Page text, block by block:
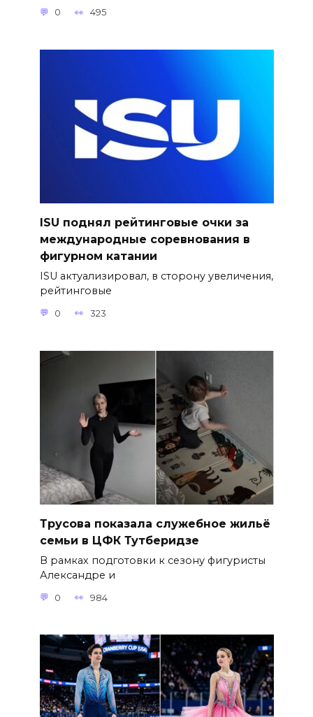
0 495
ISU поднял рейтинговые очки за
международные соревнования в
фигурном катании
ISU актуализировал, в сторону увеличения,
рейтинговые
0 323
Трусова показала служебное жильё
семьи в ЦФК Тутберидзе
В рамках подготовки к сезону фигуристы
Александре и
0 984